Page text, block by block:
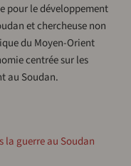
pour le développement
et chercheuse non
du Moyen-Orient
centrée sur les
au Soudan.
la guerre au Soudan